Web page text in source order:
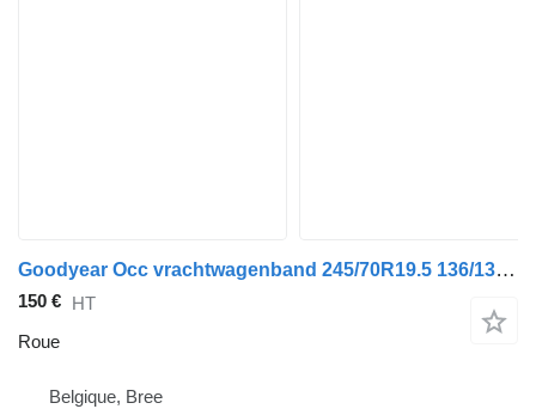
Goodyear Occ vrachtwagenband 245/70R19.5 136/134M Goodyear
150 € HT
Roue
Belgique, Bree